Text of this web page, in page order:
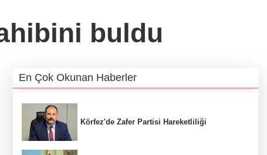
buldu
En Çok Okunan Haberler
Körfez'de Zafer Partisi Hareketliliği